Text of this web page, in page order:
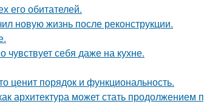
его обитателей.
новую жизнь после реконструкции.
чувствует себя даже на кухне.
ценит порядок и функциональность.
архитектура может стать продолжением